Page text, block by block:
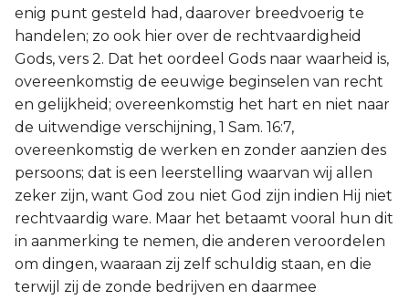
enig punt gesteld had, daarover breedvoerig te
handelen; zo ook hier over de rechtvaardigheid
Gods, vers 2. Dat het oordeel Gods naar waarheid is,
overeenkomstig de eeuwige beginselen van recht
en gelijkheid; overeenkomstig het hart en niet naar
de uitwendige verschijning, 1 Sam. 16:7,
overeenkomstig de werken en zonder aanzien des
persoons; dat is een leerstelling waarvan wij allen
zeker zijn, want God zou niet God zijn indien Hij niet
rechtvaardig ware. Maar het betaamt vooral hun dit
in aanmerking te nemen, die anderen veroordelen
om dingen, waaraan zij zelf schuldig staan, en die
terwijl zij de zonde bedrijven en daarmee